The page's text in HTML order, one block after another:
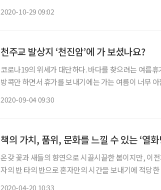
2020-10-29 09:02
천주교 발상지 ‘천진암’에 가 보셨나요?
코로나19의 위세가 대단하다. 바다를 찾으려는 여름
방콕만 하면서 휴가를 보내기에는 가는 여름이 너무
2020-09-04 09:30
책의 가치, 품위, 문화를 느낄 수 있는 ‘열
온갖 꽃과 새들의 향연으로 시끌시끌한 봄이지만, 이
자의 반 타의 반으로 혼자만의 시간을 보내기에 적당
2020-04-20 10:33